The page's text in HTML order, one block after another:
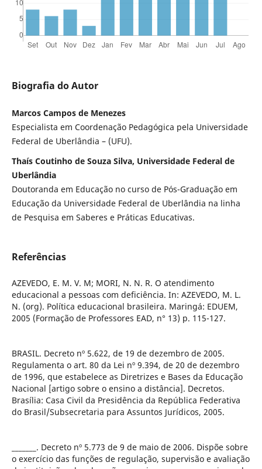
Biografia do Autor
Marcos Campos de Menezes
Especialista em Coordenação Pedagógica pela Universidade
Federal de Uberlândia – (UFU).
Thaís Coutinho de Souza Silva, Universidade Federal de
Uberlândia
Doutoranda em Educação no curso de Pós-Graduação em
Educação da Universidade Federal de Uberlândia na linha
de Pesquisa em Saberes e Práticas Educativas.
Referências
AZEVEDO, E. M. V. M; MORI, N. N. R. O atendimento
educacional a pessoas com deficiência. In: AZEVEDO, M. L.
N. (org). Política educacional brasileira. Maringá: EDUEM,
2005 (Formação de Professores EAD, n° 13) p. 115-127.
BRASIL. Decreto nº 5.622, de 19 de dezembro de 2005.
Regulamenta o art. 80 da Lei nº 9.394, de 20 de dezembro
de 1996, que estabelece as Diretrizes e Bases da Educação
Nacional [artigo sobre o ensino a distância]. Decretos.
Brasília: Casa Civil da Presidência da República Federativa
do Brasil/Subsecretaria para Assuntos Jurídicos, 2005.
_______. Decreto nº 5.773 de 9 de maio de 2006. Dispõe sobre
o exercício das funções de regulação, supervisão e avaliação